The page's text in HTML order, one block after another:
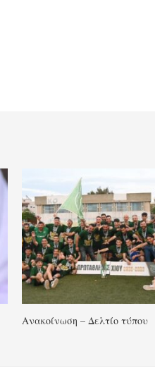
Ανακοίνωση – Δελτίο τύπου